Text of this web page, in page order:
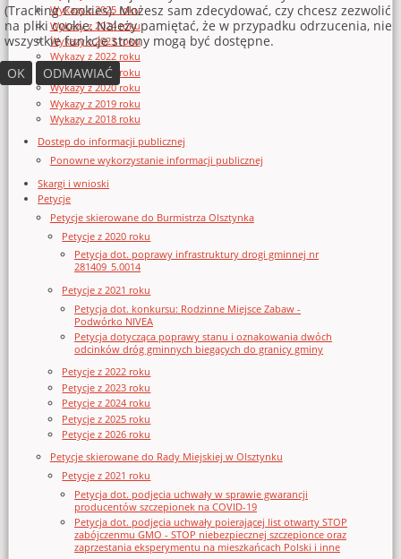
Wykazy z 2025 roku
Wykazy z 2024 roku
Wykazy z 2023 roku
Wykazy z 2022 roku
Wykazy z 2021 roku
Wykazy z 2020 roku
Wykazy z 2019 roku
Wykazy z 2018 roku
Dostęp do informacji publicznej
Ponowne wykorzystanie informacji publicznej
Skargi i wnioski
Petycje
Petycje skierowane do Burmistrza Olsztynka
Petycje z 2020 roku
Petycja dot. poprawy infrastruktury drogi gminnej nr
281409_5.0014
Petycje z 2021 roku
Petycja dot. konkursu: Rodzinne Miejsce Zabaw -
Podwórko NIVEA
Petycja dotycząca poprawy stanu i oznakowania dwóch
odcinków dróg gminnych biegących do granicy gminy
Petycje z 2022 roku
Petycje z 2023 roku
Petycje z 2024 roku
Petycje z 2025 roku
Petycje z 2026 roku
Petycje skierowane do Rady Miejskiej w Olsztynku
Petycje z 2021 roku
Petycja dot. podjęcia uchwały w sprawie gwarancji
producentów szczepionek na COVID-19
Petycja dot. podjęcia uchwały poierającej list otwarty STOP
zabójczenmu GMO - STOP niebezpiecznej szczepionce oraz
zaprzestania eksperymentu na mieszkańcach Polski i inne
(Tracking Cookies). Możesz sam zdecydować, czy chcesz zezwolić
na pliki cookie. Należy pamiętać, że w przypadku odrzucenia, nie
wszystkie funkcje strony mogą być dostępne.
OK
ODMAWIAĆ